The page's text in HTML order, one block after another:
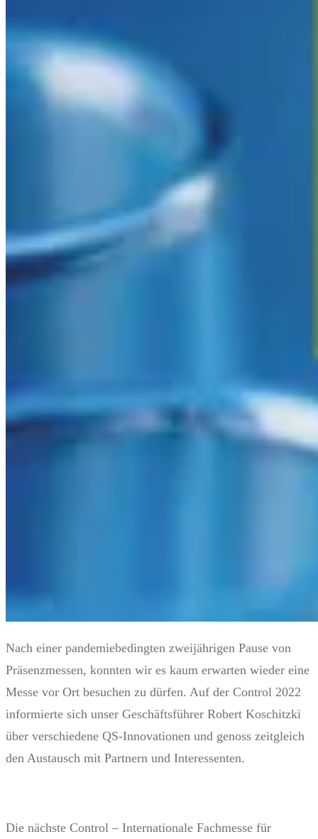
Nach einer pandemiebedingten zweijährigen Pause von
Präsenzmessen, konnten wir es kaum erwarten wieder eine
Messe vor Ort besuchen zu dürfen. Auf der Control 2022
informierte sich unser Geschäftsführer Robert Koschitzki
über verschiedene QS-Innovationen und genoss zeitgleich
den Austausch mit Partnern und Interessenten.
Die nächste Control – Internationale Fachmesse für